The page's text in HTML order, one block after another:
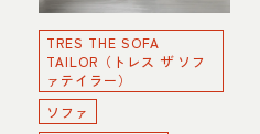
TRES THE SOFA
TAILOR（トレス ザ ソフ
ァテイラー）
ソファ